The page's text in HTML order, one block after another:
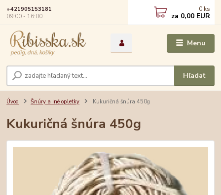
Menu
Hľadať
+421905153181
09:00 - 16:00
0 ks
za 0,00 EUR
Úvod Šnúry a iné opletky Kukuričná šnúra 450g
Kukuričná šnúra 450g